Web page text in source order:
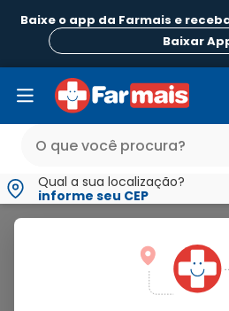
Baixe o app da Farmais e
Baixar
Qual a sua localização?
informe seu CEP